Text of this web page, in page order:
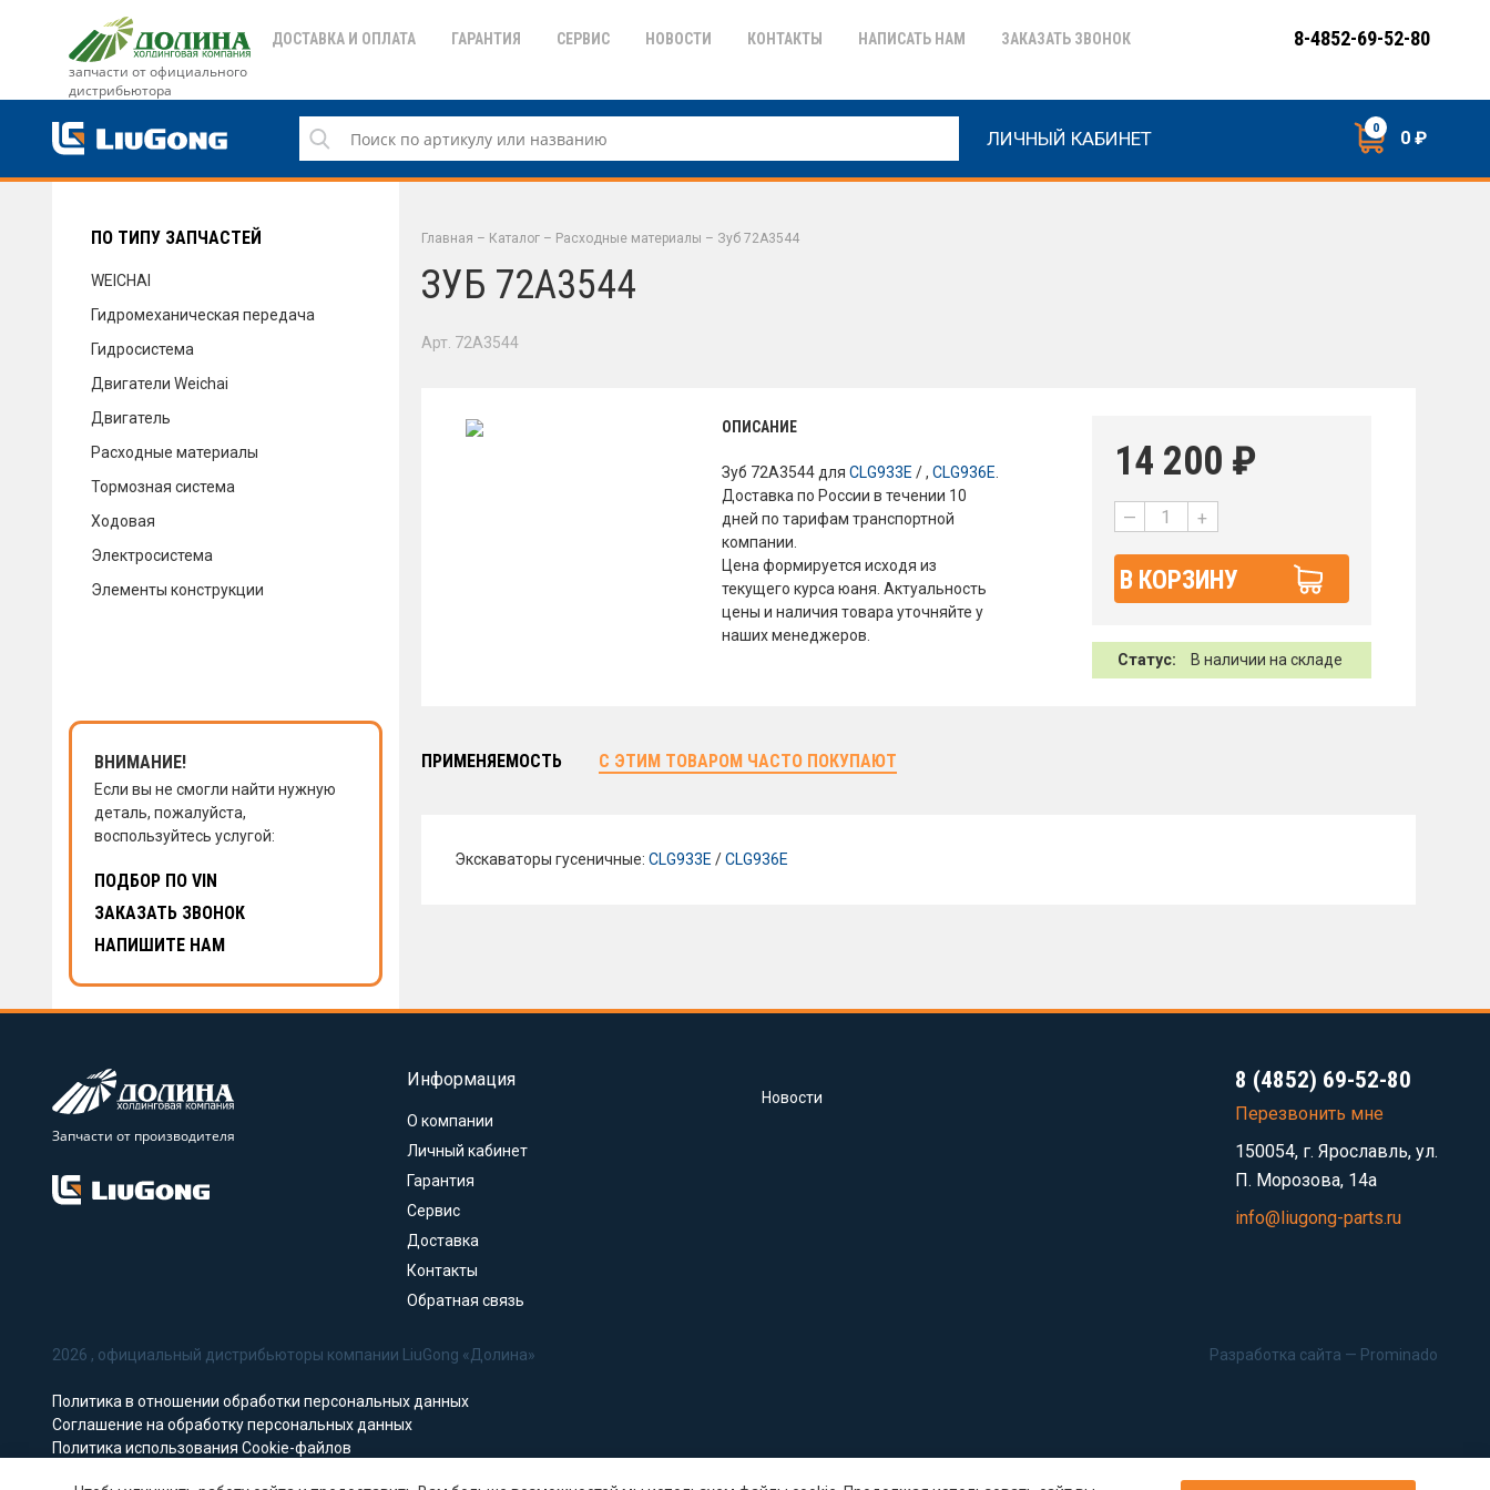
запчасти от официального
дистрибьютора
ДОСТАВКА И ОПЛАТА ГАРАНТИЯ СЕРВИС НОВОСТИ КОНТАКТЫ НАПИСАТЬ НАМ ЗАКАЗАТЬ ЗВОНОК
ДОСТАВКА И ОПЛАТА
СЕРВИС
ЗАКАЗАТЬ ЗВОНОК
8-4852-69-52-80
ЛИЧНЫЙ КАБИНЕТ 0 0 ₽
ПО ТИПУ ЗАПЧАСТЕЙ
WEICHAI
Гидромеханическая передача
Гидросистема
Двигатели Weichai
Двигатель
Расходные материалы
Тормозная система
Ходовая
Электросистема
Элементы конструкции
ВНИМАНИЕ!
Если вы не смогли найти нужную
деталь, пожалуйста,
воспользуйтесь услугой:
ПОДБОР ПО VIN
ЗАКАЗАТЬ ЗВОНОК
НАПИШИТЕ НАМ
Главная – Каталог – Расходные материалы – Зуб 72A3544
ЗУБ 72A3544
Арт. 72A3544
ОПИСАНИЕ
Зуб 72A3544 дляCLG933E / ,CLG936E
Доставка по России в течении 10
дней по тарифам транспортной
компании.
Цена формируется исходя из
текущего курса юаня. Актуальность
цены и наличия товара уточняйте у
наших менеджеров.
14 200 ₽
— +
В КОРЗИНУ
Статус: В наличии на складе
ПРИМЕНЯЕМОСТЬ С ЭТИМ ТОВАРОМ ЧАСТО ПОКУПАЮТ
Экскаваторы гусеничные: CLG933E /CLG936E
Запчасти от производителя
Информация
О компании
Личный кабинет
Гарантия
Сервис
Доставка
Контакты
Обратная связь
Новости
8 (4852) 69-52-80
Перезвонить мне
150054, г. Ярославль, ул.
П. Морозова, 14а
info@liugong-parts.ru
2026 , официальный дистрибьюторы компании LiuGong «Долина»
Политика в отношении обработки персональных данных
Соглашение на обработку персональных данных
Политика использования Cookie-файлов
Разработка сайта — Prominado